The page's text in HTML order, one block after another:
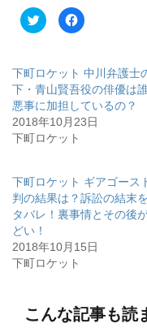
ク
リ
T
w
i
t
t
e
r
で
新
し
い
ウ
ン
ド
ウ
で
開
F
a
o
k
で
共
有
す
ッ
ク
し
て
く
さ
い
ィ
ン
下町ロケット 中川弁護士
下・青山賢吾役の俳優は
悪事に加担しているの？
2018年10月23日
下町ロケット
下町ロケット ギアゴース
判の結果は？訴訟の結末
タバレ！裏事情とその後
どい！
2018年10月15日
下町ロケット
こんな記事も読